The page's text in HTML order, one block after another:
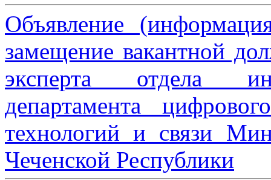
Объявление
замещение вакантной
эксперта отдела
департамента
технологий и связи
Чеченской Республики